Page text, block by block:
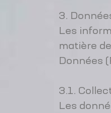
3.
Les
matière
Données
3.1.
Les